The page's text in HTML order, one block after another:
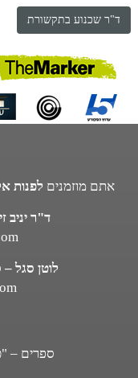
ד"ר שכנוע בתקשורת
אתם מוזמנים לפנות
ד"ר יניב
לוטן סגל
ספרים –